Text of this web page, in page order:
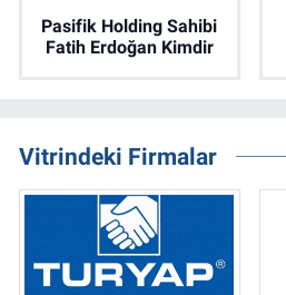
Pasifik Holding Sahibi
Fatih Erdoğan Kimdir
Vitrindeki Firmalar